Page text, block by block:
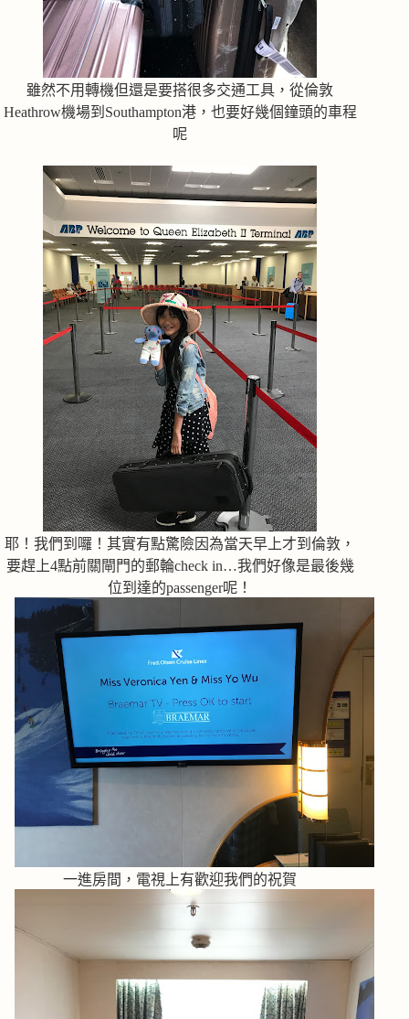
雖然不用轉機但還是要搭很多交通工具，從倫敦
Heathrow機場到Southampton港，也要好幾個鐘頭的車程
呢
耶！我們到囉！其實有點驚險因為當天早上才到倫敦，
要趕上4點前關閘門的郵輪check in…我們好像是最後幾
位到達的passenger呢！
一進房間，電視上有歡迎我們的祝賀